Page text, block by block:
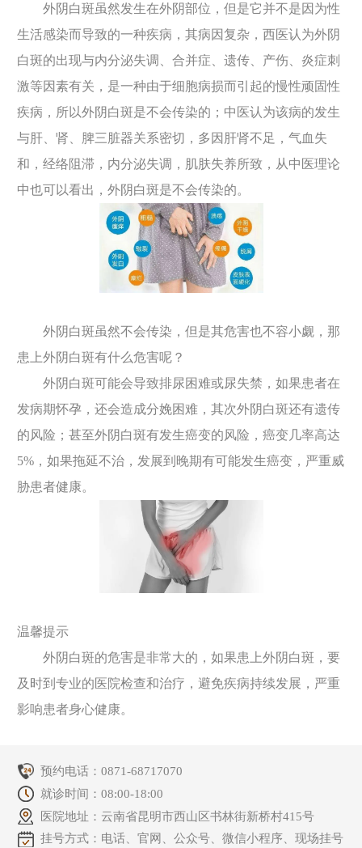
外阴白斑虽然发生在外阴部位，但是它并不是因为性
生活感染而导致的一种疾病，其病因复杂，西医认为外阴
白斑的出现与内分泌失调、合并症、遗传、产伤、炎症刺
激等因素有关，是一种由于细胞病损而引起的慢性顽固性
疾病，所以外阴白斑是不会传染的；中医认为该病的发生
与肝、肾、脾三脏器关系密切，多因肝肾不足，气血失
和，经络阻滞，内分泌失调，肌肤失养所致，从中医理论
中也可以看出，外阴白斑是不会传染的。
外阴白斑虽然不会传染，但是其危害也不容小觑，那
患上外阴白斑有什么危害呢？
外阴白斑可能会导致排尿困难或尿失禁，如果患者在
发病期怀孕，还会造成分娩困难，其次外阴白斑还有遗传
的风险；甚至外阴白斑有发生癌变的风险，癌变几率高达
5%，如果拖延不治，发展到晚期有可能发生癌变，严重威
胁患者健康。
温馨提示
外阴白斑的危害是非常大的，如果患上外阴白斑，要
及时到专业的医院检查和治疗，避免疾病持续发展，严重
影响患者身心健康。
预约电话：0871-68717070
就诊时间：08:00-18:00
医院地址：云南省昆明市西山区书林街新桥村415号
挂号方式：电话、官网、公众号、微信小程序、现场挂号